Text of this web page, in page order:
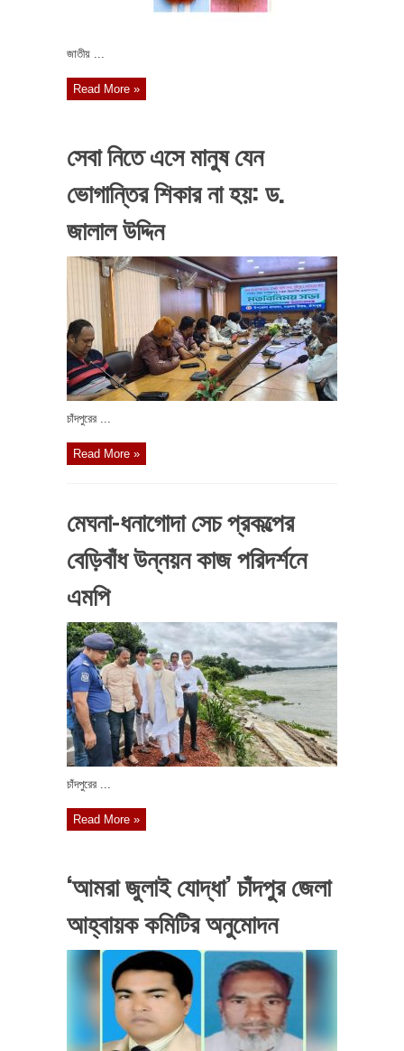
জাতীয় ...
Read More »
সেবা নিতে এসে মানুষ যেন
ভোগান্তির শিকার না হয়: ড.
জালাল উদ্দিন
চাঁদপুরের ...
Read More »
মেঘনা-ধনাগোদা সেচ প্রকল্পের
বেড়িবাঁধ উন্নয়ন কাজ পরিদর্শনে
এমপি
চাঁদপুরের ...
Read More »
‘আমরা জুলাই যোদ্ধা’ চাঁদপুর জেলা
আহ্বায়ক কমিটির অনুমোদন